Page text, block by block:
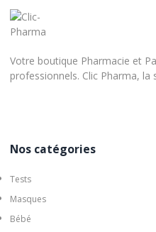
Votre boutique Pharmacie et
professionnels. Clic Pharma, la
Nos catégories
Tests
Masques
Bébé